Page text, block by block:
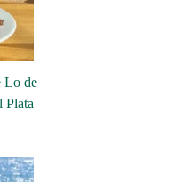
Lo de
Plata